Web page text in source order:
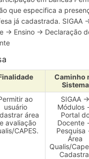
que especifica a
já cadastrada. SIGAA
→ Ensino → Declaração
Caminho
Sistema
ao
usuário
área
avaliação
CAPES.
SIGAA →
Módulos
Portal
Docente
Pesquisa
Área
Qualis/